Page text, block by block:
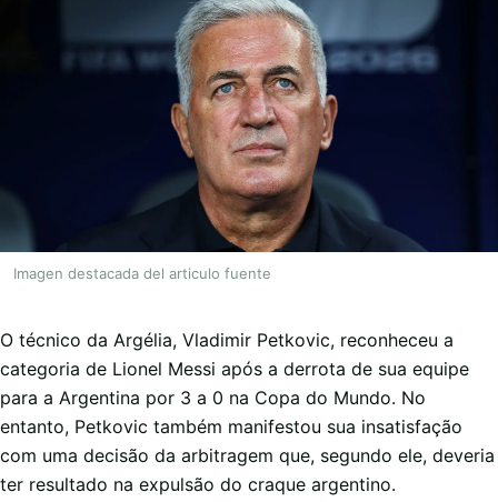
Imagen destacada del articulo fuente
O técnico da Argélia, Vladimir Petkovic, reconheceu a
categoria de Lionel Messi após a derrota de sua equipe
para a Argentina por 3 a 0 na Copa do Mundo. No
entanto, Petkovic também manifestou sua insatisfação
com uma decisão da arbitragem que, segundo ele, deveria
ter resultado na expulsão do craque argentino.